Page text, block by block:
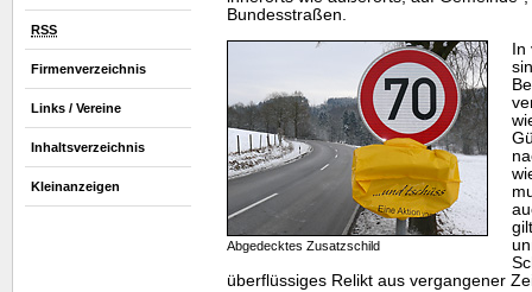
RSS
Firmenverzeichnis
Links / Vereine
Inhaltsverzeichnis
Kleinanzeigen
Bundesstraßen.
Abgedecktes Zusatzschild
überflüssiges Relikt aus vergangener